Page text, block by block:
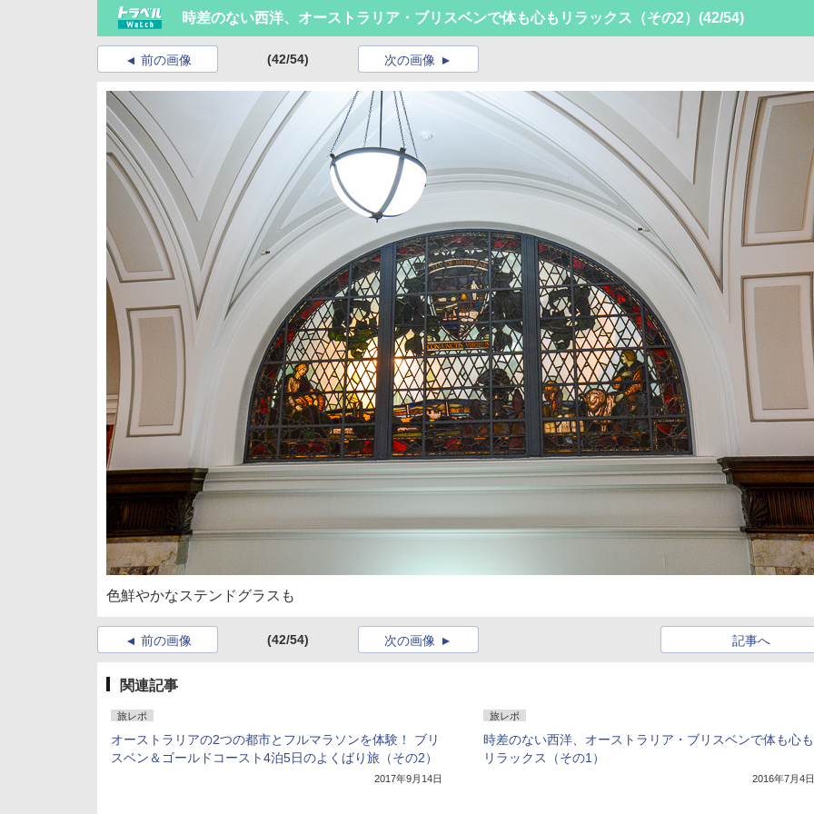
時差のない西洋、オーストラリア・ブリスベンで体も心もリラックス（その2） (42/54)
前の画像 (42/54) 次の画像
色鮮やかなステンドグラスも
前の画像 (42/54) 記事へ
次の画像
関連記事
旅レポ
オーストラリアの2つの都市とフルマラソンを体験！ ブリ
スベン＆ゴールドコースト4泊5日のよくばり旅（その2）
2017年9月14日
旅レポ
時差のない西洋、オーストラリア・ブリスベンで体も心も
リラックス（その1）
2016年7月4日